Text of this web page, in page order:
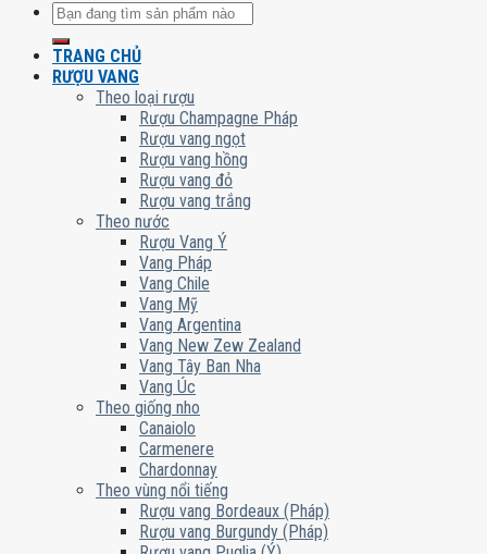
Tìm
kiếm:
TRANG CHỦ
RƯỢU VANG
Theo loại rượu
Rượu Champagne Pháp
Rượu vang ngọt
Rượu vang hồng
Rượu vang đỏ
Rượu vang trắng
Theo nước
Rượu Vang Ý
Vang Pháp
Vang Chile
Vang Mỹ
Vang Argentina
Vang New Zew Zealand
Vang Tây Ban Nha
Vang Úc
Theo giống nho
Canaiolo
Carmenere
Chardonnay
Theo vùng nổi tiếng
Rượu vang Bordeaux (Pháp)
Rượu vang Burgundy (Pháp)